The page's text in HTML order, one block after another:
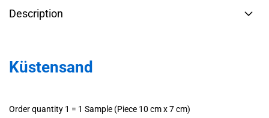
Description
Küstensand
Order quantity 1 = 1 Sample (Piece 10 cm x 7 cm)